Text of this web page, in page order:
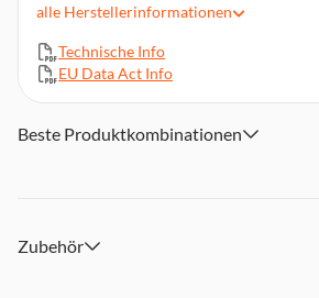
alle Herstellerinformationen
Technische Info
EU Data Act Info
Beste Produktkombinationen
Zubehör